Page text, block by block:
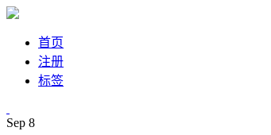
首页
注册
标签
Sep 8